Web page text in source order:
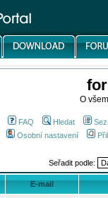
O
FAQ Hledat
Osobní nastavení
Seřadit podle:
E-mail